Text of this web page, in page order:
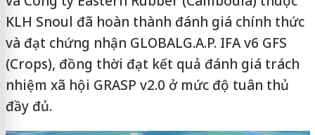
KLH Snoul đã hoàn thành đánh giá chính thức
và đạt chứng nhận GLOBALG.A.P. IFA v6 GFS
(Crops), đồng thời đạt kết quả đánh giá trách
nhiệm xã hội GRASP v2.0 ở mức độ tuân thủ
đầy đủ.